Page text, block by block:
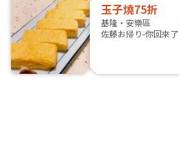
玉子燒75折
基隆・安樂區
佐藤お帰り-你回來了